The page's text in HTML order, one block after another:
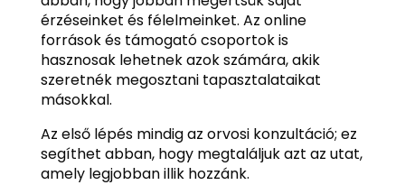
érzéseinket és félelmeinket. Az online
források és támogató csoportok is
hasznosak lehetnek azok számára, akik
szeretnék megosztani tapasztalataikat
másokkal.
Az első lépés mindig az orvosi konzultáció; ez
segíthet abban, hogy megtaláljuk azt az utat,
amely legjobban illik hozzánk.